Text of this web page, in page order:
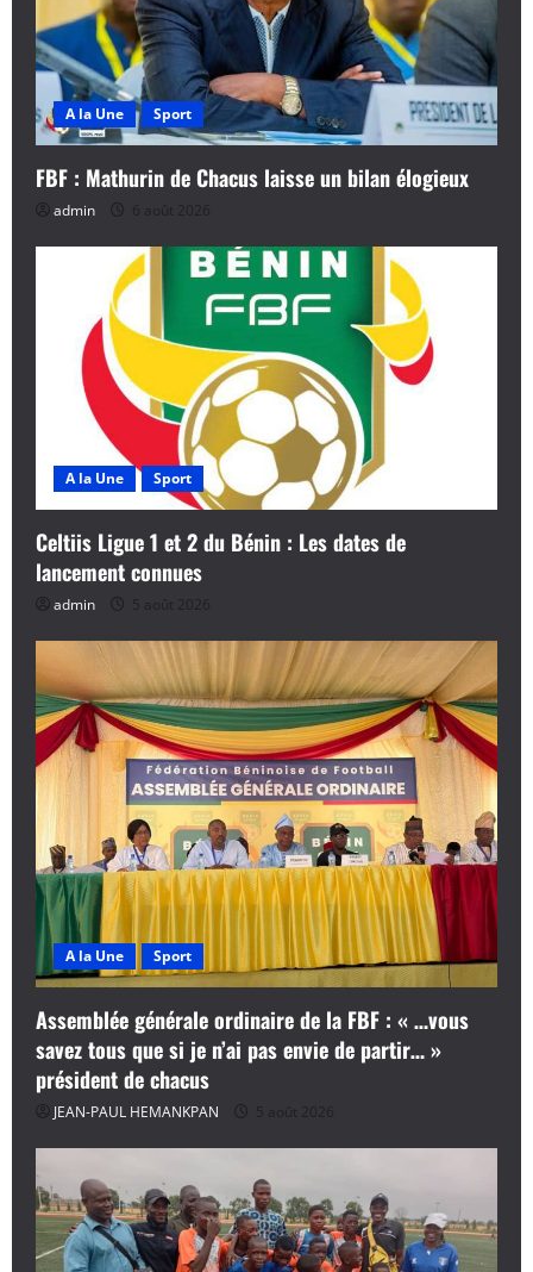
A la Une Sport
FBF : Mathurin de Chacus laisse un bilan élogieux
admin 6 août 2026
A la Une Sport
Celtiis Ligue 1 et 2 du Bénin : Les dates de
lancement connues
admin 5 août 2026
A la Une Sport
Assemblée générale ordinaire de la FBF : « …vous
savez tous que si je n’ai pas envie de partir… »
président de chacus
JEAN-PAUL HEMANKPAN 5 août 2026